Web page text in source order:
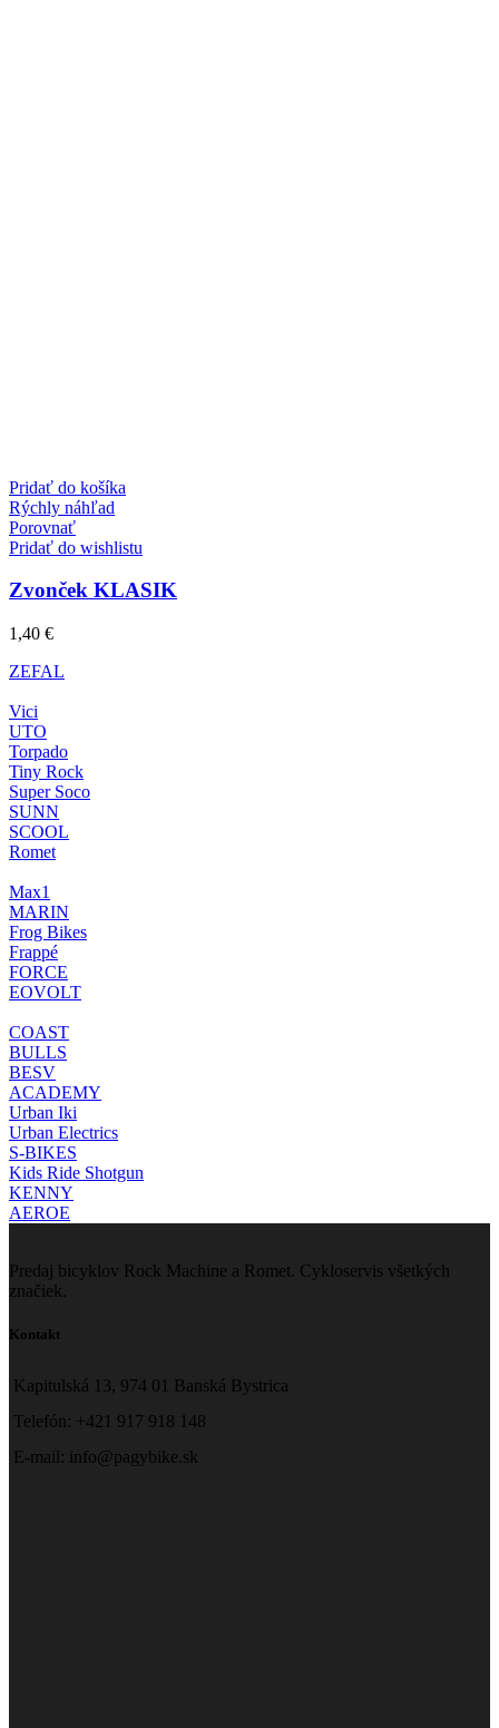
Pridať do košíka
Rýchly náhľad
Porovnať
Pridať do wishlistu
Zvonček KLASIK
1,40 €
ZEFAL
Vici
UTO
Torpado
Tiny Rock
Super Soco
SUNN
SCOOL
Romet
Max1
MARIN
Frog Bikes
Frappé
FORCE
EOVOLT
COAST
BULLS
BESV
ACADEMY
Urban Iki
Urban Electrics
S-BIKES
Kids Ride Shotgun
KENNY
AEROE
Predaj bicyklov Rock Machine a Romet. Cykloservis všetkých
značiek.
Kontakt
Kapitulská 13, 974 01 Banská Bystrica
Telefón: +421 917 918 148
E-mail: info@pagybike.sk